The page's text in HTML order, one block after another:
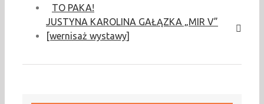
TO PAKA!
JUSTYNA KAROLINA GAŁĄZKA „MIR V”
[wernisaż wystawy]